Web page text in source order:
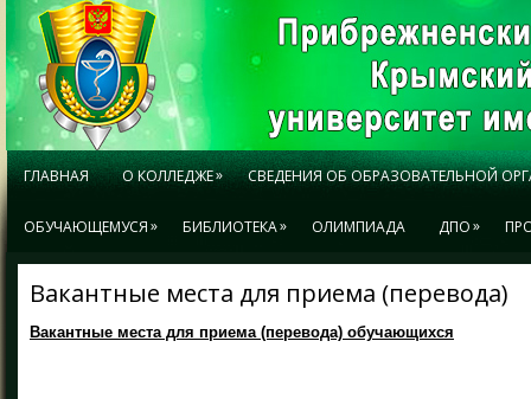
ГЛАВНАЯ О КОЛЛЕДЖЕ» СВЕДЕНИЯ ОБ ОБРАЗОВАТЕЛЬНОЙ
ОБУЧАЮЩЕМУСЯ» БИБЛИОТЕКА» ОЛИМПИАДА ДПО»
Вакантные места для приема (перевода)
Вакантные места для приема (перевода) обучающихся